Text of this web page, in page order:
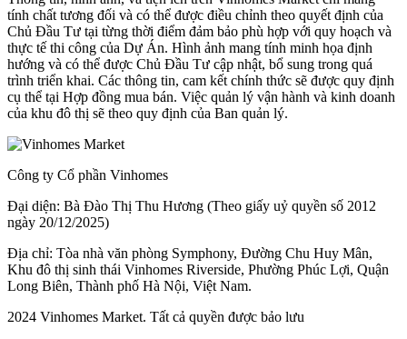
tính chất tương đối và có thể được điều chỉnh theo quyết định của
Chủ Đầu Tư tại từng thời điểm đảm bảo phù hợp với quy hoạch và
thực tế thi công của Dự Án. Hình ảnh mang tính minh họa định
hướng và có thể được Chủ Đầu Tư cập nhật, bổ sung trong quá
trình triển khai. Các thông tin, cam kết chính thức sẽ được quy định
cụ thể tại Hợp đồng mua bán. Việc quản lý vận hành và kinh doanh
của khu đô thị sẽ theo quy định của Ban quản lý.
Công ty Cổ phần Vinhomes
Đại diện: Bà Đào Thị Thu Hương (Theo giấy uỷ quyền số 2012
ngày 20/12/2025)
Địa chỉ: Tòa nhà văn phòng Symphony, Đường Chu Huy Mân,
Khu đô thị sinh thái Vinhomes Riverside, Phường Phúc Lợi, Quận
Long Biên, Thành phố Hà Nội, Việt Nam.
2024 Vinhomes Market. Tất cả quyền được bảo lưu